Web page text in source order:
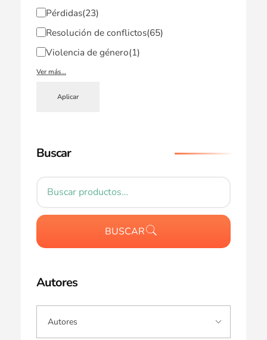
Pérdidas(23)
Resolución de conflictos(65)
Violencia de género(1)
Ver más…
Aplicar
Buscar
BUSCAR
Autores